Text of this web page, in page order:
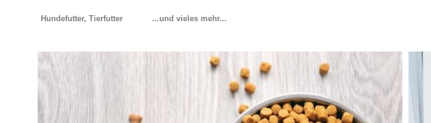
Hundefutter, Tierfutter ...und vieles mehr...